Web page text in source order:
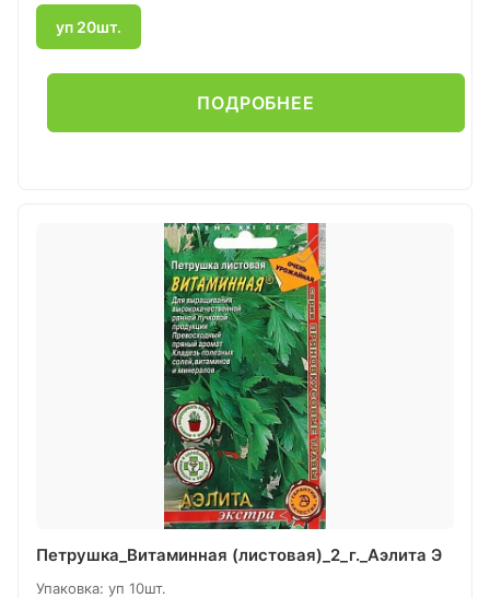
уп 20шт.
ПОДРОБНЕЕ
Петрушка_Витаминная (листовая)_2_г._Аэлита Э
Упаковка: уп 10шт.